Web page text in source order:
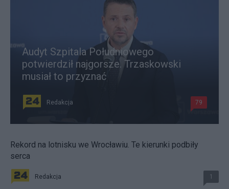
Audyt Szpitala Południowego
potwierdził najgorsze. Trzaskowski
musiał to przyznać
Redakcja 79
Rekord na lotnisku we Wrocławiu. Te kierunki podbiły
serca
Redakcja 1